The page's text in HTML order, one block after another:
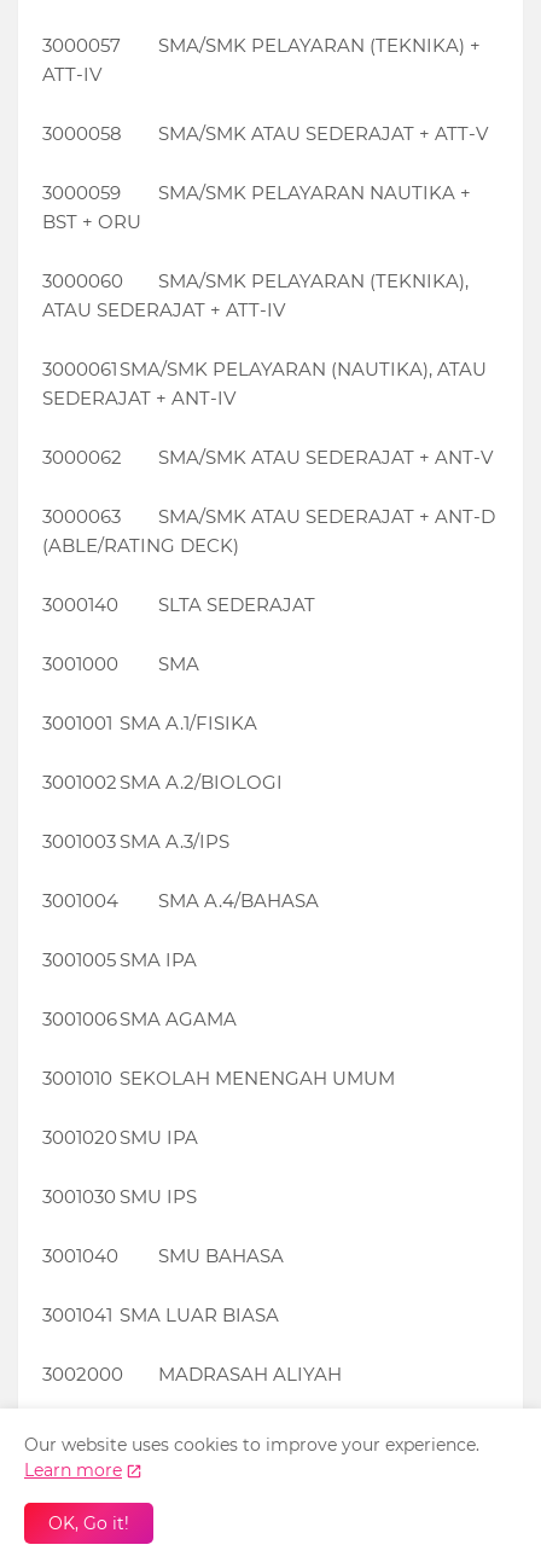
3000057
SMA/SMK PELAYARAN (TEKNIKA) +
ATT-IV
3000058 SMA/SMK ATAU SEDERAJAT + ATT-V
3000059
SMA/SMK PELAYARAN NAUTIKA +
BST + ORU
3000060
SMA/SMK PELAYARAN (TEKNIKA),
ATAU SEDERAJAT + ATT-IV
3000061 SMA/SMK PELAYARAN (NAUTIKA), ATAU
SEDERAJAT + ANT-IV
3000062 SMA/SMK ATAU SEDERAJAT + ANT-V
3000063
SMA/SMK ATAU SEDERAJAT + ANT-D
(ABLE/RATING DECK)
3000140 SLTA SEDERAJAT
3001000 SMA
3001001 SMA A.1/FISIKA
3001002 SMA A.2/BIOLOGI
3001003 SMA A.3/IPS
3001004 SMA A.4/BAHASA
3001005 SMA IPA
3001006SMA AGAMA
3001010 SEKOLAH MENENGAH UMUM
3001020SMU IPA
3001030 SMU IPS
3001040 SMU BAHASA
3001041 SMA LUAR BIASA
3002000 MADRASAH ALIYAH
3002001 MADRASAH ALIYAH A.1/FISIKA
Our website uses cookies to improve your experience.
Learn more
OK, Go it!